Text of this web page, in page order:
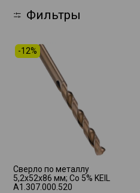
Фильтры
-12%
Сверло по металлу
5,2x52x86 мм; Co 5% KEIL
A1.307.000.520